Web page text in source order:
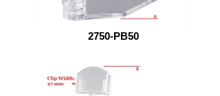
2750-PB50